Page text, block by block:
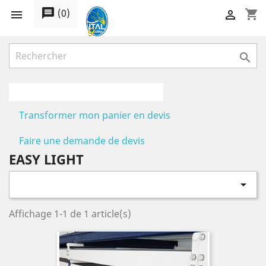
 message (0) shopping_cart


Transformer mon panier en devis
Faire une demande de devis
EASY LIGHT

Affichage 1-1 de 1 article(s)